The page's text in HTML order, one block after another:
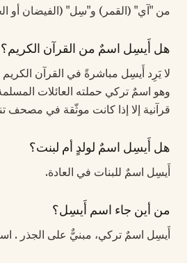
من "آي" (القمر) و"سِل" (الفيضان أو
هل أَيسِل اسمٌ من القرآن الكريم؟
لا يَرِد أَيسِل مباشرةً في القرآن
وهو اسمٌ تركي حملته العائلات المسلمة
قرآنية إلا إذا كانت موثّقة في مصحف
هل أَيسِل اسمٌ لولدٍ أم لبنت؟
أَيسِل اسمٌ للبنات في العادة.
من أين جاء اسم أَيسِل؟
أَيسِل اسمٌ تركي، مبنيٌّ على الجذر .